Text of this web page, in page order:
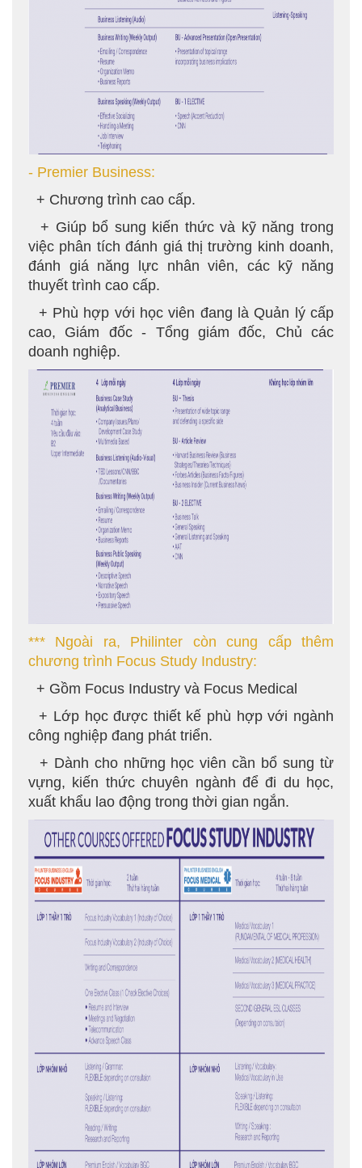
- Premier Business:
+ Chương trình cao cấp.
+ Giúp bổ sung kiến thức và kỹ năng trong
việc phân tích đánh giá thị trường kinh doanh,
đánh giá năng lực nhân viên, các kỹ năng
thuyết trình cao cấp.
+ Phù hợp với học viên đang là Quản lý cấp
cao, Giám đốc - Tổng giám đốc, Chủ các
doanh nghiệp.
*** Ngoài ra, Philinter còn cung cấp thêm
chương trình Focus Study Industry:
+ Gồm Focus Industry và Focus Medical
+ Lớp học được thiết kế phù hợp với ngành
công nghiệp đang phát triển.
+ Dành cho những học viên cần bổ sung từ
vựng, kiến thức chuyên ngành để đi du học,
xuất khẩu lao động trong thời gian ngắn.